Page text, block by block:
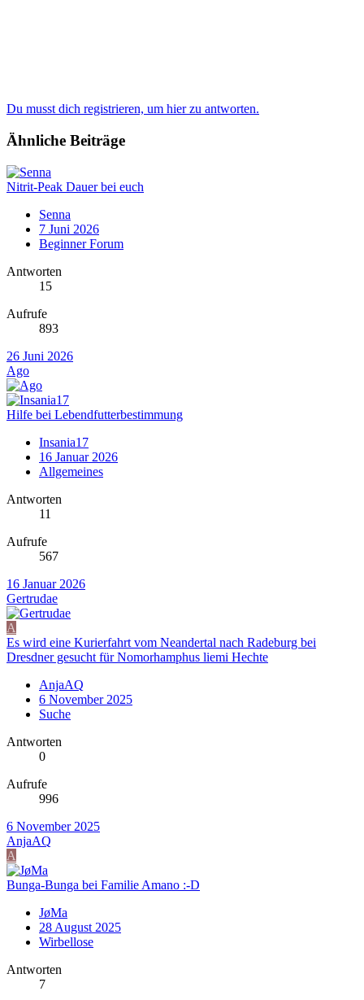
Du musst dich registrieren, um hier zu antworten.
Ähnliche Beiträge
Nitrit-Peak Dauer bei euch
Senna
7 Juni 2026
Beginner Forum
Antworten
15
Aufrufe
893
26 Juni 2026
Ago
Hilfe bei Lebendfutterbestimmung
Insania17
16 Januar 2026
Allgemeines
Antworten
11
Aufrufe
567
16 Januar 2026
Gertrudae
A
Es wird eine Kurierfahrt vom Neandertal nach Radeburg bei
Dresdner gesucht für Nomorhamphus liemi Hechte
AnjaAQ
6 November 2025
Suche
Antworten
0
Aufrufe
996
6 November 2025
AnjaAQ
A
Bunga-Bunga bei Familie Amano :-D
JøMa
28 August 2025
Wirbellose
Antworten
7